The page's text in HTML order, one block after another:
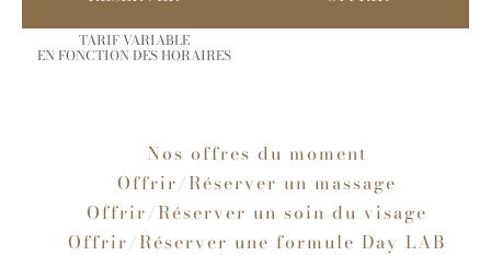
TARIF VARIABLE
EN FONCTION DES HORAIRES
Nos offres du moment
Offrir/Réserver un massage
Offrir/Réserver un soin du visage
Offrir/Réserver une formule Day LAB